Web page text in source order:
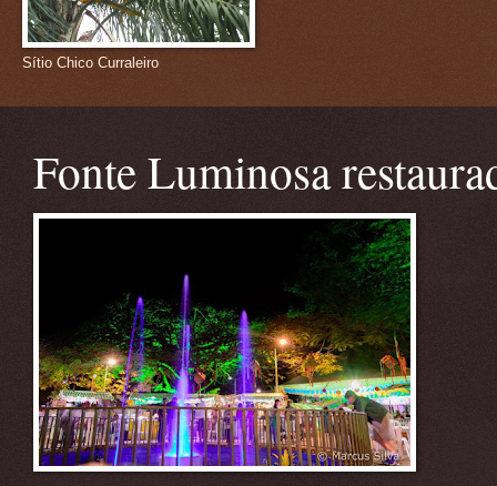
Sítio Chico Curraleiro
Fonte Luminosa